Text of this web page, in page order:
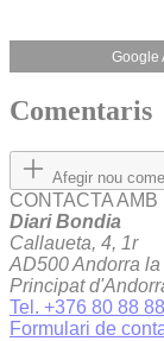
Google
Comentaris
Afegir nou
CONTACTA
Diari Bondia
Callaueta, 4, 1r
AD500 Andorra la
Principat
Tel. +376 80 88 88
Formulari de